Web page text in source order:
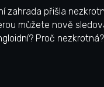
zahrada přišla
můžete nově
Proč